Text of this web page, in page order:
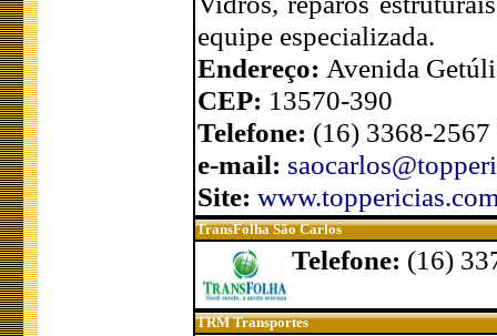
equipe especializada.
Endereço: Avenida
CEP: 13570-390
Telefone: (16) 3368-2567
e-mail:
Site:
TransFolha São Carlos
Telefone: (16)
TRM Transportes